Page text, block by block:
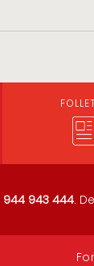
944 943 444.